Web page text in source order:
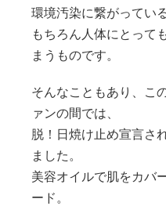
環境汚染に繋がってい
もちろん人体にとって
まうものです。
そんなこともあり、こ
ァンの間では、
脱！日焼け止め宣言さ
ました。
美容オイルで肌をカバ
ード。